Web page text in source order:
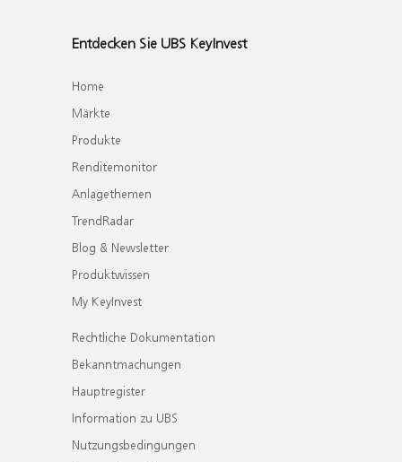
Entdecken Sie UBS KeyInvest
Home
Märkte
Produkte
Renditemonitor
Anlagethemen
TrendRadar
Blog & Newsletter
Produktwissen
My KeyInvest
Rechtliche Dokumentation
Bekanntmachungen
Hauptregister
Information zu UBS
Nutzungsbedingungen